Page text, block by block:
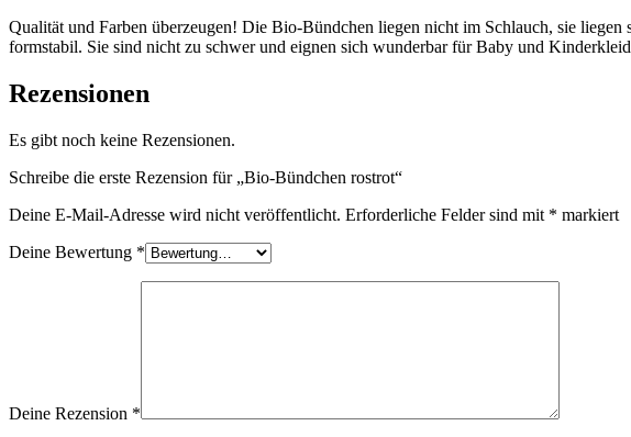
Qualität und Farben überzeugen! Die Bio-Bündchen liegen nicht im Schlauch, sie
formstabil. Sie sind nicht zu schwer und eignen sich wunderbar für Baby und
Rezensionen
Es gibt noch keine Rezensionen.
Schreibe die erste Rezension für „Bio-Bündchen rostrot“
Deine E-Mail-Adresse wird nicht veröffentlicht. Erforderliche Felder sind mit * markiert
Deine Bewertung *
Deine Rezension *